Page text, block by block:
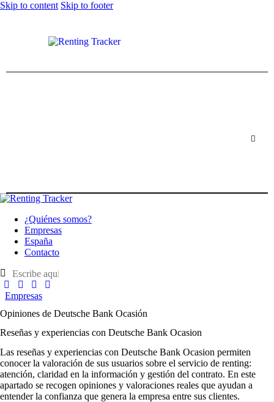
Skip to content Skip to footer
¿Quiénes somos?
Empresas
España
Contacto
Empresas
Opiniones de Deutsche Bank Ocasión
Reseñas y experiencias con Deutsche Bank Ocasion
Las reseñas y experiencias con Deutsche Bank Ocasion permiten
conocer la valoración de sus usuarios sobre el servicio de renting:
atención, claridad en la información y gestión del contrato. En este
apartado se recogen opiniones y valoraciones reales que ayudan a
entender la confianza que genera la empresa entre sus clientes.